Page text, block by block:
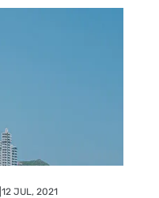
12 JUL, 2021